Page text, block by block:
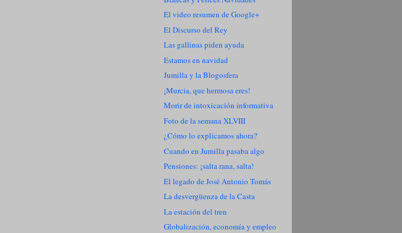
El video resumen de Google+
El Discurso del Rey
Las gallinas piden ayuda
Estamos en navidad
Jumilla y la Blogosfera
¡Murcia, que hermosa eres!
Morir de intoxicación informativa
Foto de la semana XLVIII
¿Cómo lo explicamos ahora?
Cuando en Jumilla pasaba algo
Pensiones: ¡salta rana, salta!
El legado de José Antonio Tomás
La desvergüenza de la Casta
La estación del tren
Globalización, economía y empleo